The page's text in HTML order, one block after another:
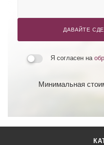
ДАВАЙТЕ
Я согласен на
Минимальная